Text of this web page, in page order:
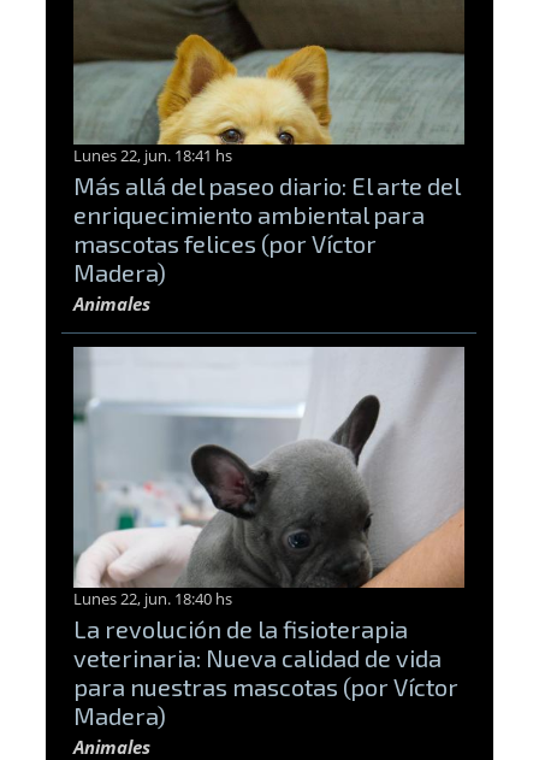
Lunes 22, jun. 18:41 hs
Más allá del paseo diario: El arte del
enriquecimiento ambiental para
mascotas felices (por Víctor
Madera)
Animales
Lunes 22, jun. 18:40 hs
La revolución de la fisioterapia
veterinaria: Nueva calidad de vida
para nuestras mascotas (por Víctor
Madera)
Animales